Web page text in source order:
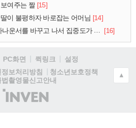
여주는 짤 [15]
이 불평하자 바로잡는 어머님 [14]
꾸고 나서 집중도가 확 올라갔다는 한 아파트의 안내방송 [16]
PC화면 퀵링크
설정
정보처리방침
청소년보호정책
법촬영물신고안내
(주)
인
▲